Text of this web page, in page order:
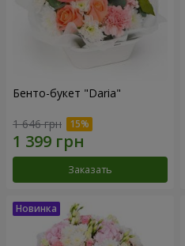
Бенто-букет "Daria"
1 646 грн
Заказать